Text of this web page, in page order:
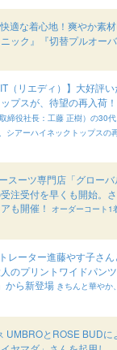
適な着心地！爽やか素
ニック』『切替プルオー
（リエディ）】大好評
プスが、待望の再入荷！
締役社長：工藤 正樹）の30
シアーハイネックトップスの
スーツ専門店「グロー
注受付を早くも開始。
も開催！ オーダーコート1
レーター進藤やす子さ
のプリントワイドパン
から新登場 きちんと華やか
UMBROとROSE BUDに